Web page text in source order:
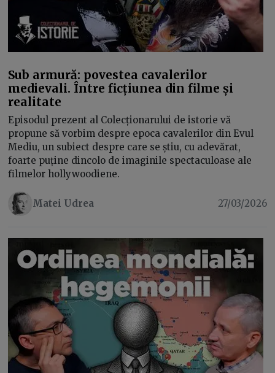
Sub armură: povestea cavalerilor
medievali. Între ficțiunea din filme și
realitate
Episodul prezent al Colecționarului de istorie vă
propune să vorbim despre epoca cavalerilor din Evul
Mediu, un subiect despre care se știu, cu adevărat,
foarte puține dincolo de imaginile spectaculoase ale
filmelor hollywoodiene.
Matei Udrea 27/03/2026